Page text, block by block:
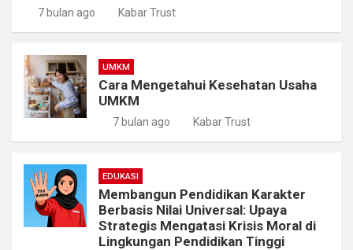
7 bulan ago Kabar Trust
UMKM
Cara Mengetahui Kesehatan Usaha
UMKM
7 bulan ago Kabar Trust
EDUKASI
Membangun Pendidikan Karakter
Berbasis Nilai Universal: Upaya
Strategis Mengatasi Krisis Moral di
Lingkungan Pendidikan Tinggi